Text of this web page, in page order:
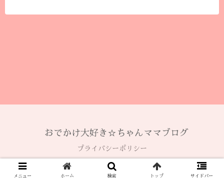
おでかけ大好き☆ちゃんママブログ
プライバシーポリシー
© 2020 おでかけ大好き☆ちゃんママブログ.
メニュー ホーム 検索 トップ サイドバー